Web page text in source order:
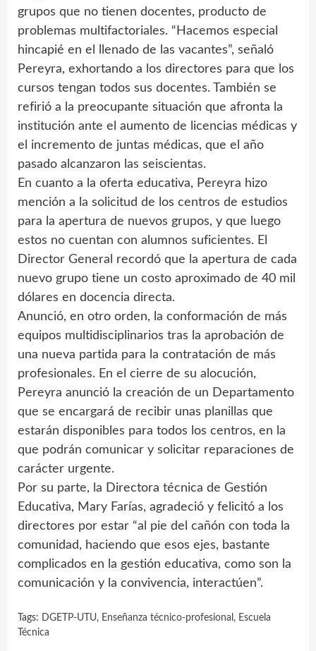
grupos que no tienen docentes, producto de
problemas multifactoriales. “Hacemos especial
hincapié en el llenado de las vacantes”, señaló
Pereyra, exhortando a los directores para que los
cursos tengan todos sus docentes. También se
refirió a la preocupante situación que afronta la
institución ante el aumento de licencias médicas y
el incremento de juntas médicas, que el año
pasado alcanzaron las seiscientas.
En cuanto a la oferta educativa, Pereyra hizo
mención a la solicitud de los centros de estudios
para la apertura de nuevos grupos, y que luego
estos no cuentan con alumnos suficientes. El
Director General recordó que la apertura de cada
nuevo grupo tiene un costo aproximado de 40 mil
dólares en docencia directa.
Anunció, en otro orden, la conformación de más
equipos multidisciplinarios tras la aprobación de
una nueva partida para la contratación de más
profesionales. En el cierre de su alocución,
Pereyra anunció la creación de un Departamento
que se encargará de recibir unas planillas que
estarán disponibles para todos los centros, en la
que podrán comunicar y solicitar reparaciones de
carácter urgente.
Por su parte, la Directora técnica de Gestión
Educativa, Mary Farías, agradeció y felicitó a los
directores por estar “al pie del cañón con toda la
comunidad, haciendo que esos ejes, bastante
complicados en la gestión educativa, como son la
comunicación y la convivencia, interactúen”.
Tags: DGETP-UTU, Enseñanza técnico-profesional , Escuela
Técnica